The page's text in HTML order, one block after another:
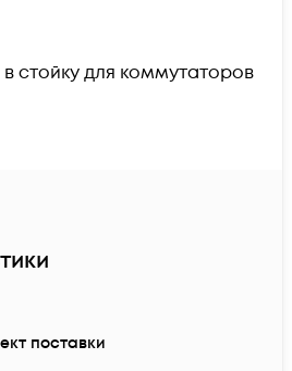
стойку для коммутаторов
поставки